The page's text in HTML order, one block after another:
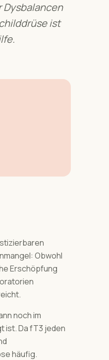
ist
Obwohl
Erschöpfung
noch im
ist. Da fT3 jeden
häufig.